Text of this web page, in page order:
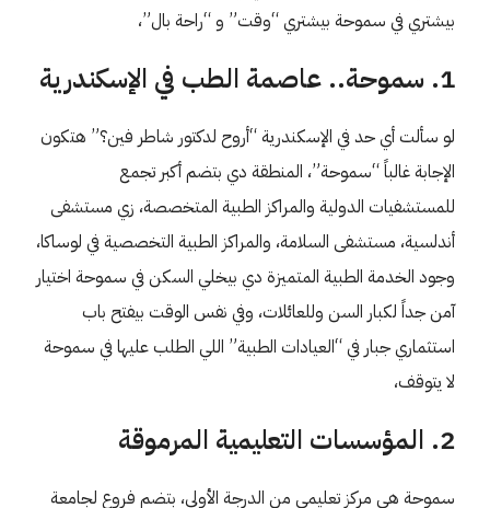
بيشتري في سموحة بيشتري “وقت” و “راحة بال”،
1. سموحة.. عاصمة الطب في الإسكندرية
لو سألت أي حد في الإسكندرية “أروح لدكتور شاطر فين؟” هتكون
الإجابة غالباً “سموحة”، المنطقة دي بتضم أكبر تجمع
للمستشفيات الدولية والمراكز الطبية المتخصصة، زي مستشفى
أندلسية، مستشفى السلامة، والمراكز الطبية التخصصية في لوساكا،
وجود الخدمة الطبية المتميزة دي بيخلي السكن في سموحة اختيار
آمن جداً لكبار السن وللعائلات، وفي نفس الوقت بيفتح باب
استثماري جبار في “العيادات الطبية” اللي الطلب عليها في سموحة
لا يتوقف،
2. المؤسسات التعليمية المرموقة
سموحة هي مركز تعليمي من الدرجة الأولى، بتضم فروع لجامعة